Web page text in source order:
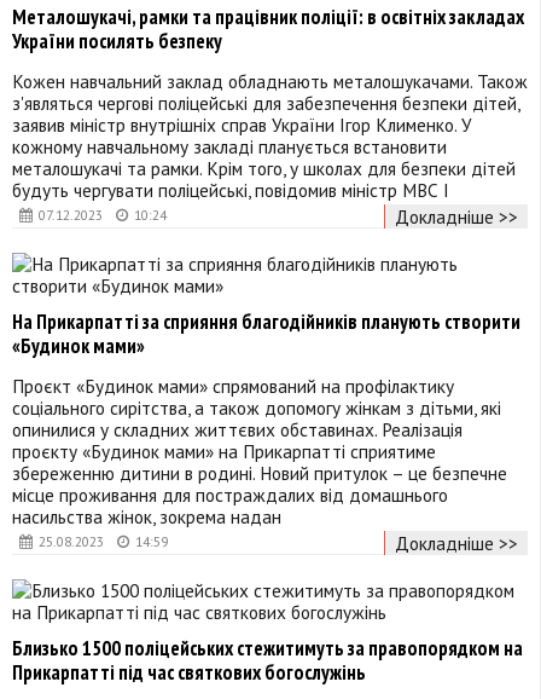
07.12.2023 10:24
Металошукачі, рамки та працівник поліції: в освітніх закладах
України посилять безпеку
Кожен навчальний заклад обладнають металошукачами. Також
з'являться чергові поліцейські для забезпечення безпеки дітей,
заявив міністр внутрішніх справ України Ігор Клименко. У
кожному навчальному закладі планується встановити
металошукачі та рамки. Крім того, у школах для безпеки дітей
будуть чергувати поліцейські, повідомив міністр МВС І
Докладніше >>
25.08.2023 14:59
На Прикарпатті за сприяння благодійників планують створити
«Будинок мами»
Проєкт «Будинок мами» спрямований на профілактику
соціального сирітства, а також допомогу жінкам з дітьми, які
опинилися у складних життєвих обставинах. Реалізація
проєкту «Будинок мами» на Прикарпатті сприятиме
збереженню дитини в родині. Новий притулок – це безпечне
місце проживання для постраждалих від домашнього
насильства жінок, зокрема надан
Докладніше >>
Близько 1500 поліцейських стежитимуть за правопорядком на
Прикарпатті під час святкових богослужінь